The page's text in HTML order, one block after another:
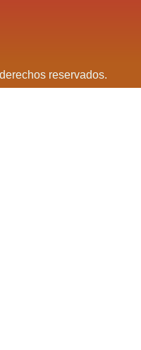
reservados.